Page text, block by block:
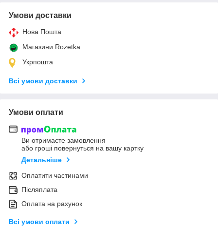
Умови доставки
Нова Пошта
Магазини Rozetka
Укрпошта
Всі умови доставки
Умови оплати
Ви отримаєте замовлення
або гроші повернуться на вашу картку
Детальніше
Оплатити частинами
Післяплата
Оплата на рахунок
Всі умови оплати